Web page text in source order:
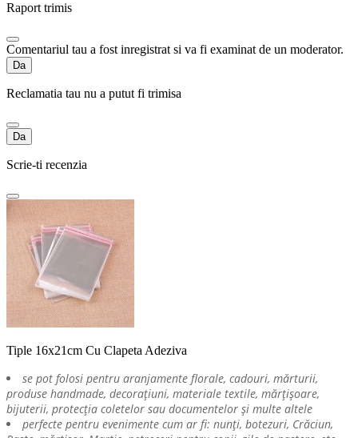
Raport trimis
Comentariul tau a fost inregistrat si va fi examinat de un moderator.
Da
Reclamatia tau nu a putut fi trimisa
Da
Scrie-ti recenzia
Tiple 16x21cm Cu Clapeta Adeziva
se pot folosi pentru aranjamente florale, cadouri, mărturii,
produse handmade, decorațiuni, materiale textile, mărțișoare,
bijuterii, protecția coletelor sau documentelor și multe altele
perfecte pentru evenimente cum ar fi: nunți, botezuri, Crăciun,